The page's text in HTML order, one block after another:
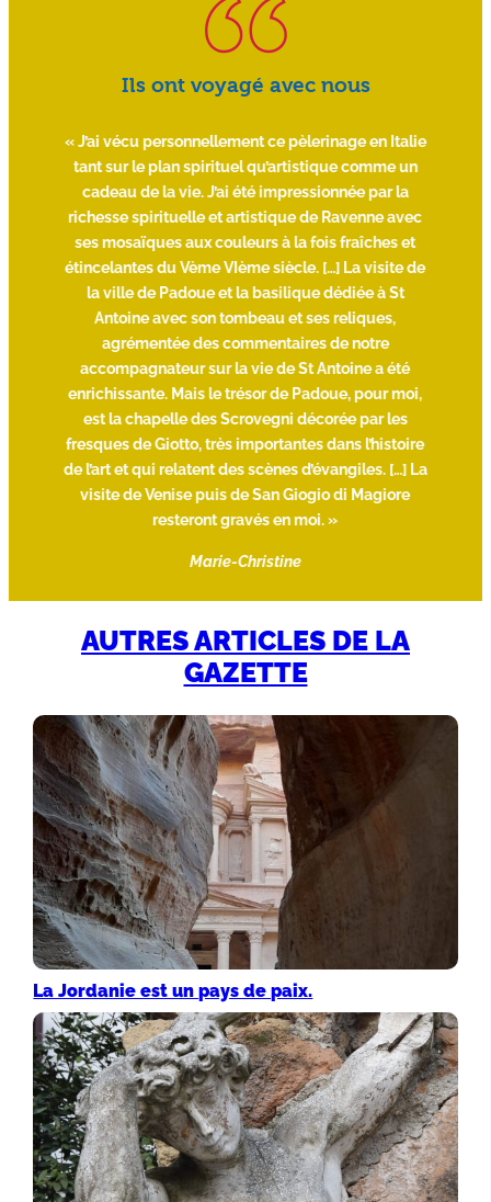
Ils ont voyagé avec nous
« J’ai vécu personnellement ce pèlerinage en Italie
tant sur le plan spirituel qu’artistique comme un
cadeau de la vie. J’ai été impressionnée par la
richesse spirituelle et artistique de Ravenne avec
ses mosaïques aux couleurs à la fois fraîches et
étincelantes du Vème VIème siècle. […] La visite de
la ville de Padoue et la basilique dédiée à St
Antoine avec son tombeau et ses reliques,
agrémentée des commentaires de notre
accompagnateur sur la vie de St Antoine a été
enrichissante. Mais le trésor de Padoue, pour moi,
est la chapelle des Scrovegni décorée par les
fresques de Giotto, très importantes dans l’histoire
de l’art et qui relatent des scènes d’évangiles. […] La
visite de Venise puis de San Giogio di Magiore
resteront gravés en moi. »
Marie-Christine
AUTRES ARTICLES DE LA
GAZETTE
La Jordanie est un pays de paix.